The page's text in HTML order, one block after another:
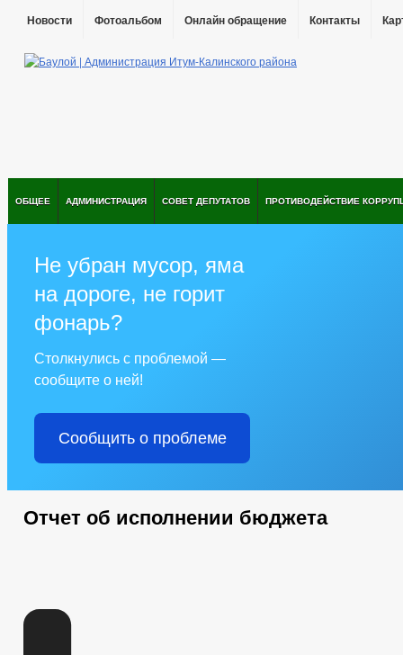
Новости Фотоальбом Онлайн обращение Контакты
ОБЩЕЕ АДМИНИСТРАЦИЯ СОВЕТ ДЕПУТАТОВ ПРОТИВОДЕЙСТВИЕ
Не убран мусор, яма
на дороге, не горит
фонарь?
Столкнулись с проблемой —
сообщите о ней!
Сообщить о проблеме
Отчет об исполнении бюджета